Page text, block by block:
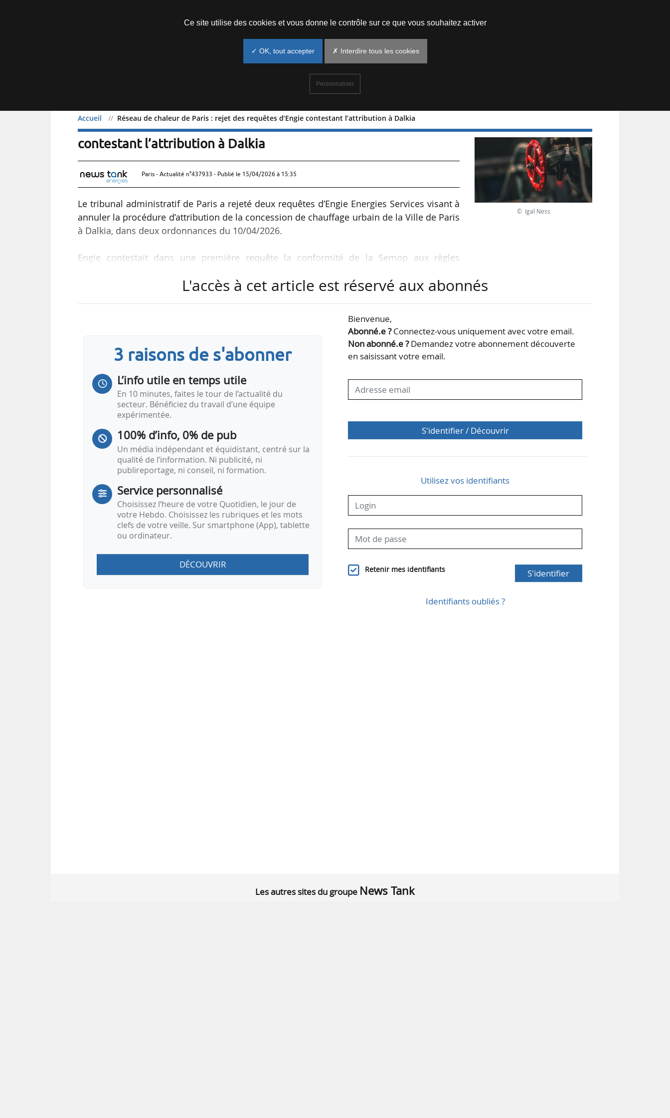
Accueil Réseau de chaleur de Paris : rejet des requêtes d’Engie contestant l’attribution à Dalkia
Réseau de chaleur de Paris : rejet des requêtes d’Engie
contestant l’attribution à Dalkia
Paris - Actualité n°437933 - Publié le 15/04/2026 à 15:35
Le tribunal administratif de Paris a rejeté deux requêtes d’Engie Energies Services visant à
annuler la procédure d’attribution de la concession de chauffage urbain de la Ville de Paris
à Dalkia, dans deux ordonnances du 10/04/2026.
Engie contestait dans une première requête la conformité de la Semop aux règles
concurrence et de la Commission européenne, après attribution du marché. Engie
Engie, dans la seconde requête, invoquait des manquements aux règles de publicité et de
© Igal Ness
L'accès à cet article est réservé aux abonnés
3 raisons de s'abonner
L’info utile en temps utile
En 10 minutes, faites le tour de l’actualité du
secteur. Bénéficiez du travail d’une équipe
expérimentée.
100% d’info, 0% de pub
Un média indépendant et équidistant, centré sur la
qualité de l’information. Ni publicité, ni
publireportage, ni conseil, ni formation.
Service personnalisé
Choisissez l‘heure de votre Quotidien, le jour de
votre Hebdo. Choisissez les rubriques et les mots
clefs de votre veille. Sur smartphone (App), tablette
ou ordinateur.
DÉCOUVRIR
Bienvenue,
Abonné.e ?Connectez-vous uniquement avec votre email.
Non abonné.e ?Demandez votre abonnement découverte
en saisissant votre email.
S'identifier / Découvrir
Utilisez vos identifiants
Retenir mes identifiants S'identifier
Identifiants oubliés ?
Les autres sites du groupe News Tank
Ce site utilise des cookies et vous donne le contrôle sur ce que vous souhaitez activer
✓ OK, tout accepter ✗ Interdire tous les cookies
Personnaliser